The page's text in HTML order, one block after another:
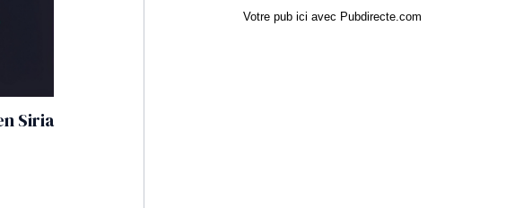
Siria
Votre pub ici avec Pubdirecte.com